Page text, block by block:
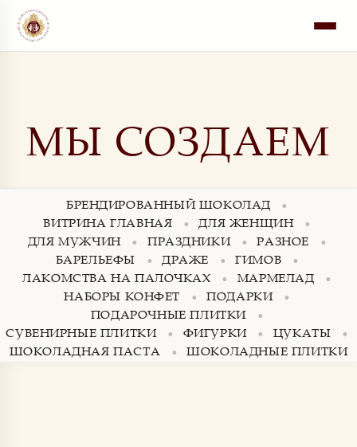
содержимому
МЫ СОЗДАЕМ
БРЕНДИРОВАННЫЙ ШОКОЛАД
ВИТРИНА ГЛАВНАЯ
ДЛЯ ЖЕНЩИН
ДЛЯ МУЖЧИН
ПРАЗДНИКИ
РАЗНОЕ
БАРЕЛЬЕФЫ
ДРАЖЕ
ГИМОВ
ЛАКОМСТВА НА ПАЛОЧКАХ
МАРМЕЛАД
НАБОРЫ КОНФЕТ
ПОДАРКИ
ПОДАРОЧНЫЕ ПЛИТКИ
СУВЕНИРНЫЕ ПЛИТКИ
ФИГУРКИ
ЦУКАТЫ
ШОКОЛАДНАЯ ПАСТА
ШОКОЛАДНЫЕ ПЛИТКИ